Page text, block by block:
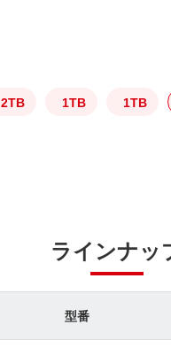
2TB 1TB 1TB
ラインナッ
型番